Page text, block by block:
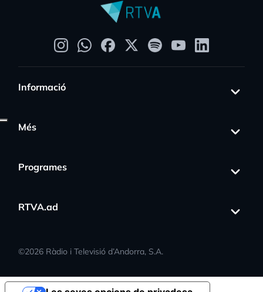
Informació
Més
Programes
RTVA.ad
©2026 Ràdio i Televisió d’Andorra, S.A.